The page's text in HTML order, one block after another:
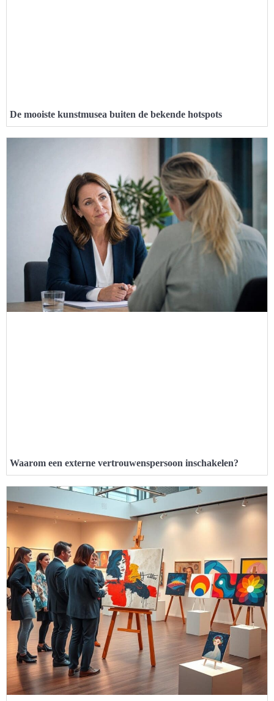
De mooiste kunstmusea buiten de bekende hotspots
Waarom een externe vertrouwenspersoon inschakelen?